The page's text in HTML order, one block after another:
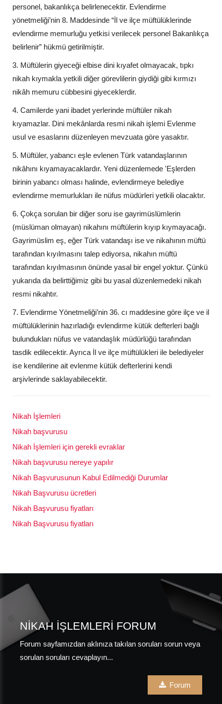
personel, bakanlıkça belirlenecektir. Evlendirme
yönetmeliği’nin 8. Maddesinde “İl ve ilçe müftülüklerinde
evlendirme memurluğu yetkisi verilecek personel Bakanlıkça
belirlenir” hükmü getirilmiştir.
3. Müftülerin giyeceği elbise dini kıyafet olmayacak, tıpkı
nikah kıymakla yetkili diğer görevlilerin giydiği gibi kırmızı
nikâh memuru cübbesini giyeceklerdir.
4. Camilerde yani ibadet yerlerinde müftüler nikah
kıyamazlar. Dini mekânlarda resmi nikah işlemi Evlenme
usul ve esaslarını düzenleyen mevzuata göre yasaktır.
5. Müftüler, yabancı eşle evlenen Türk vatandaşlarının
nikâhını kıyamayacaklardır. Yeni düzenlemede 'Eşlerden
birinin yabancı olması halinde, evlendirmeye belediye
evlendirme memurlukları ile nüfus müdürleri yetkili olacaktır.
6. Çokça sorulan bir diğer soru ise gayrimüslümlerin
(müslüman olmayan) nikahını müftülerin kıyıp kıymayacağı.
Gayrimüslim eş, eğer Türk vatandaşı ise ve nikahının müftü
tarafından kıyılmasını talep ediyorsa, nikahın müftü
tarafından kıyılmasının önünde yasal bir engel yoktur. Çünkü
yukarıda da belirttiğimiz gibi bu yasal düzenlemedeki nikah
resmi nikahtır.
7. Evlendirme Yönetmeliği’nin 36. cı maddesine göre ilçe ve il
müftülüklerinin hazırladığı evlendirme kütük defterleri bağlı
bulundukları nüfus ve vatandaşlık müdürlüğü tarafından
tasdik edilecektir. Ayrıca İl ve ilçe müftülükleri ile belediyeler
ise kendilerine ait evlenme kütük defterlerini kendi
arşivlerinde saklayabilecektir.
Nikah İşlemleri
Nikah başvurusu
Nikah İşlemleri için gerekli evraklar
Nikah başvurusu nereye yapılır
Nikah Başvurusunun Kabul Edilmediği Durumlar
Nikah Başvurusu ücretleri
Nikah Başvurusu fiyatları
Nikah Başvurusu fiyatları
NIKAH İŞLEMLERI FORUM
Forum sayfamızdan aklınıza takılan soruları sorun veya
sorulan soruları cevaplayın...
Forum